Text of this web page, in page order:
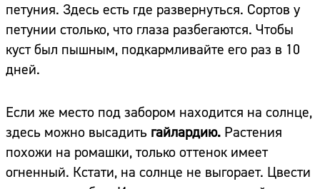
петуния. Здесь есть где развернуться. Сортов у
петунии столько, что глаза разбегаются. Чтобы
куст был пышным, подкармливайте его раз в 10
дней.
Если же место под забором находится на солнце,
здесь можно высадить гайлардию. Растения
похожи на ромашки, только оттенок имеет
огненный. Кстати, на солнце не выгорает. Цвести